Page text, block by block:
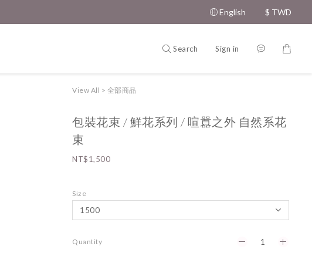
English $ TWD
Search Sign in
View All > 全部商品
包裝花束 / 鮮花系列 / 喧囂之外 自然系花
束
NT$1,500
Size
Quantity